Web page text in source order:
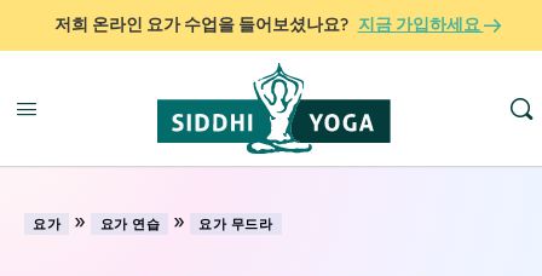
저희 온라인 요가 수업을 들어보셨나요? 지금 가입하세요
요가 » 요가 연습 » 요가 무드라